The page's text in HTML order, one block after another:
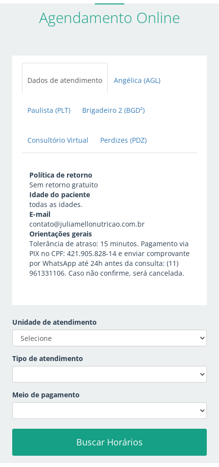
Agendamento Online
Dados de atendimento Angélica (AGL)
Paulista (PLT) Brigadeiro 2 (BGD²)
Consultório Virtual Perdizes (PDZ)
Política de retorno
Sem retorno gratuito
Idade do paciente
todas as idades.
E-mail
contato@juliamellonutricao.com.br
Orientações gerais
Tolerância de atraso: 15 minutos. Pagamento via
PIX no CPF: 421.905.828-14 e enviar comprovante
por WhatsApp até 24h antes da consulta: (11)
961331106. Caso não confirme, será cancelada.
Unidade de atendimento
Tipo de atendimento
Meio de pagamento
Buscar Horários